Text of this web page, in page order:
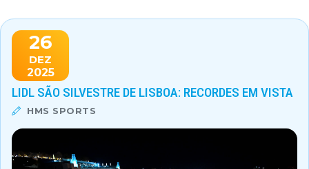
26
DEZ
2025
LIDL SÃO SILVESTRE DE LISBOA: RECORDES EM VISTA
HMS SPORTS